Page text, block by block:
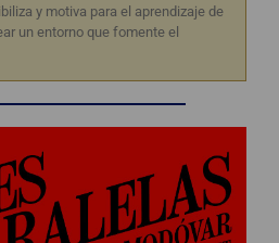
y motiva para el aprendizaje de
un entorno que fomente el